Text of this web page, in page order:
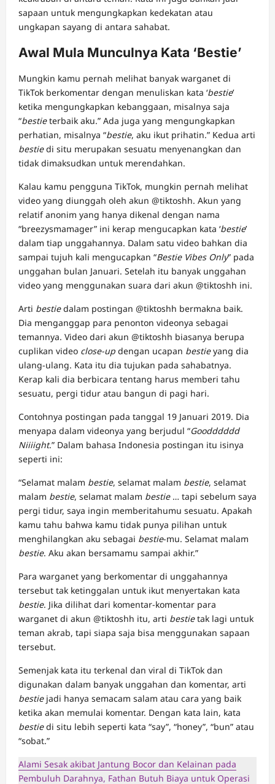
sapaan untuk mengungkapkan kedekatan atau
ungkapan sayang di antara sahabat.
Awal Mula Munculnya Kata ‘Bestie’
Mungkin kamu pernah melihat banyak warganet di
TikTok berkomentar dengan menuliskan kata ‘bestie’
ketika mengungkapkan kebanggaan, misalnya saja
“bestieterbaik aku.” Ada juga yang mengungkapkan
perhatian, misalnya “bestie, aku ikut prihatin.” Kedua arti
bestiedi situ merupakan sesuatu menyenangkan dan
tidak dimaksudkan untuk merendahkan.
Kalau kamu pengguna TikTok, mungkin pernah melihat
video yang diunggah oleh akun @tiktoshh. Akun yang
relatif anonim yang hanya dikenal dengan nama
“breezysmamager” ini kerap mengucapkan kata ‘bestie’
dalam tiap unggahannya. Dalam satu video bahkan dia
sampai tujuh kali mengucapkan “Bestie Vibes Only” pada
unggahan bulan Januari. Setelah itu banyak unggahan
video yang menggunakan suara dari akun @tiktoshh ini.
Arti bestiedalam postingan @tiktoshh bermakna baik.
Dia menganggap para penonton videonya sebagai
temannya. Video dari akun @tiktoshh biasanya berupa
cuplikan video close-up dengan ucapan bestieyang dia
ulang-ulang. Kata itu dia tujukan pada sahabatnya.
Kerap kali dia berbicara tentang harus memberi tahu
sesuatu, pergi tidur atau bangun di pagi hari.
Contohnya postingan pada tanggal 19 Januari 2019. Dia
menyapa dalam videonya yang berjudul “Goodddddd
Niiiight.” Dalam bahasa Indonesia postingan itu isinya
seperti ini:
“Selamat malam bestie, selamat malam bestie, selamat
malam bestie, selamat malam bestie… tapi sebelum saya
pergi tidur, saya ingin memberitahumu sesuatu. Apakah
kamu tahu bahwa kamu tidak punya pilihan untuk
menghilangkan aku sebagai bestie-mu. Selamat malam
bestie. Aku akan bersamamu sampai akhir.”
Para warganet yang berkomentar di unggahannya
tersebut tak ketinggalan untuk ikut menyertakan kata
bestie. Jika dilihat dari komentar-komentar para
warganet di akun @tiktoshh itu, arti bestietak lagi untuk
teman akrab, tapi siapa saja bisa menggunakan sapaan
tersebut.
Semenjak kata itu terkenal dan viral di TikTok dan
digunakan dalam banyak unggahan dan komentar, arti
bestiejadi hanya semacam salam atau cara yang baik
ketika akan memulai komentar. Dengan kata lain, kata
bestiedi situ lebih seperti kata “say”, “honey”, “bun” atau
“sobat.”
Alami Sesak akibat Jantung Bocor dan Kelainan pada
Pembuluh Darahnya, Fathan Butuh Biaya untuk Operasi